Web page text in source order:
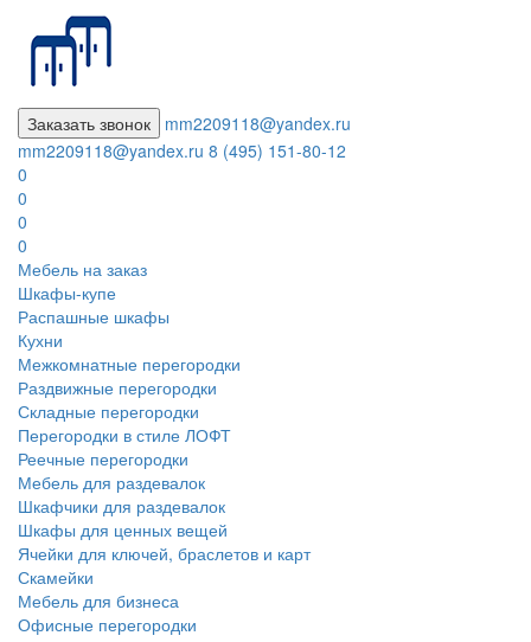
Заказать звонок
mm2209118@yandex.ru
mm2209118@yandex.ru 8 (495) 151-80-12
0
0
0
0
Мебель на заказ
Шкафы-купе
Распашные шкафы
Кухни
Межкомнатные перегородки
Раздвижные перегородки
Складные перегородки
Перегородки в стиле ЛОФТ
Реечные перегородки
Мебель для раздевалок
Шкафчики для раздевалок
Шкафы для ценных вещей
Ячейки для ключей, браслетов и карт
Скамейки
Мебель для бизнеса
Офисные перегородки